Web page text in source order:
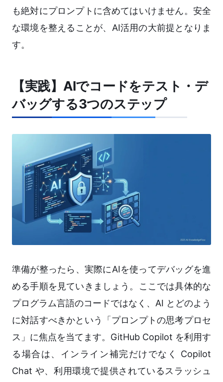
も絶対にプロンプトに含めてはいけません。安全
な環境を整えることが、AI活用の大前提となりま
す。
【実践】AIでコードをテスト・デ
バッグする3つのステップ
準備が整ったら、実際にAIを使ってデバッグを進
める手順を見ていきましょう。ここでは具体的な
プログラム言語のコードではなく、AI とどのよう
に対話すべきかという「プロンプトの思考プロセ
ス」に焦点を当てます。GitHub Copilot を利用す
る場合は、インライン補完だけでなく Copilot
Chat や、利用環境で提供されているスラッシュ